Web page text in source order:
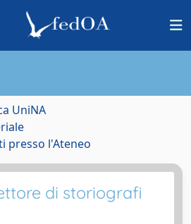
UniNA
presso l'Ateneo
di storiografi